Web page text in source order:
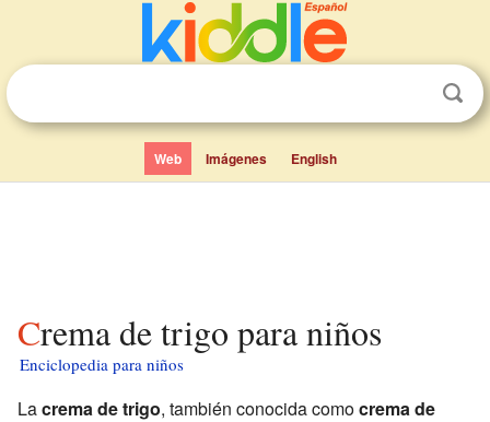
Web Imágenes English
Crema de trigo para niños
Enciclopedia para niños
Lacrema de trigo, también conocida comocrema de